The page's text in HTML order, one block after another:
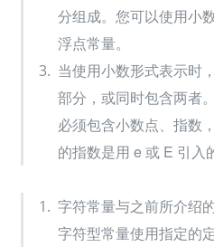
分组成。您可以使用小
浮点常量。
当使用小数形式表示时
部分，或同时包含两者
必须包含小数点、指数
的指数是用 e 或 E 引入
字符常量与之前所介绍
字符型常量使用指定的